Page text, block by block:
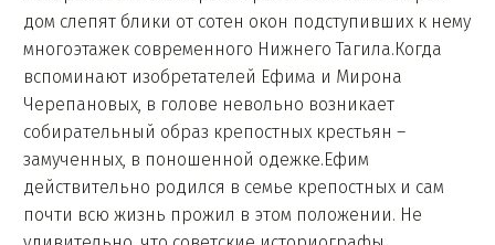
дом слепят блики от сотен окон подступивших к нему
многоэтажек современного Нижнего Тагила.Когда
вспоминают изобретателей Ефима и Мирона
Черепановых, в голове невольно возникает
собирательный образ крепостных крестьян –
замученных, в поношенной одежке.Ефим
действительно родился в семье крепостных и сам
почти всю жизнь прожил в этом положении. Не